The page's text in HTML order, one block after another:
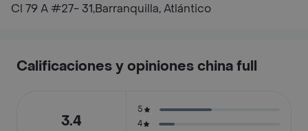
Cl 79 A #27- 31,Barranquilla, Atlántico
Calificaciones y opiniones china full
3.4
5
4